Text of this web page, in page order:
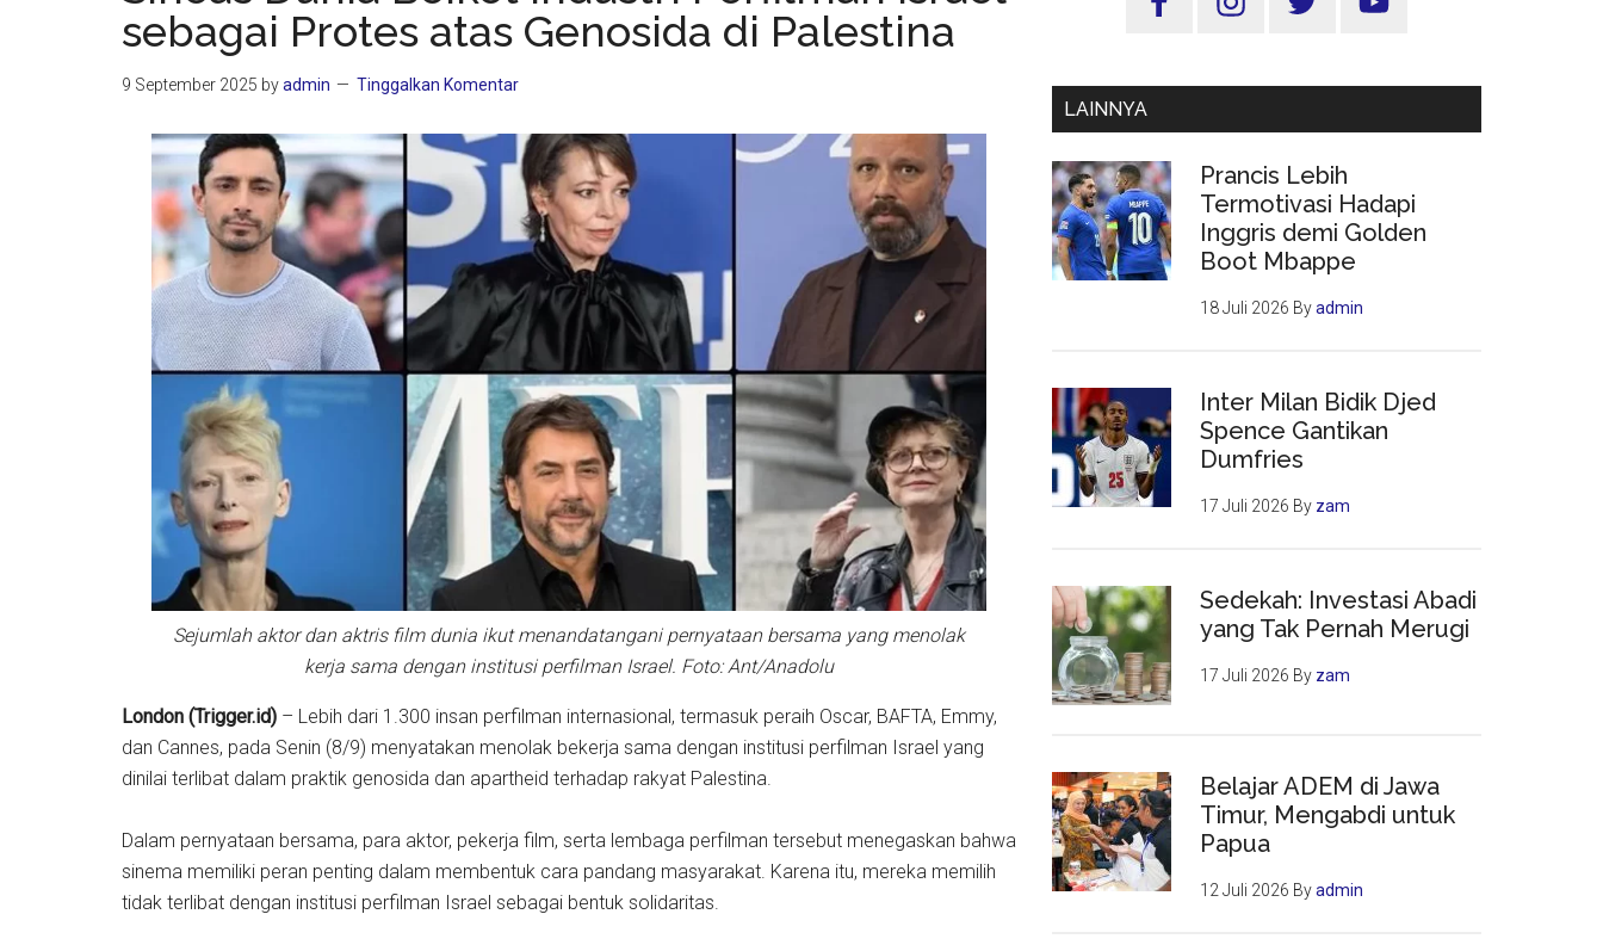
sebagai Protes atas Genosida di Palestina
9 September 2025 byadmin Tinggalkan Komentar
Sejumlah aktor dan aktris film dunia ikut menandatangani pernyataan bersama yang menolak
kerja sama dengan institusi perfilman Israel. Foto: Ant/Anadolu
London (Trigger.id) – Lebih dari 1.300 insan perfilman internasional, termasuk peraih Oscar, BAFTA, Emmy,
dan Cannes, pada Senin (8/9) menyatakan menolak bekerja sama dengan institusi perfilman Israel yang
dinilai terlibat dalam praktik genosida dan apartheid terhadap rakyat Palestina.
Dalam pernyataan bersama, para aktor, pekerja film, serta lembaga perfilman tersebut menegaskan bahwa
sinema memiliki peran penting dalam membentuk cara pandang masyarakat. Karena itu, mereka memilih
tidak terlibat dengan institusi perfilman Israel sebagai bentuk solidaritas.
Utama
LAINNYA
Prancis Lebih
Termotivasi Hadapi
Inggris demi Golden
Boot Mbappe
18 Juli 2026 Byadmin
Inter Milan Bidik Djed
Spence Gantikan
Dumfries
17 Juli 2026 By zam
Sedekah: Investasi Abadi
yang Tak Pernah Merugi
17 Juli 2026 By zam
Belajar ADEM di Jawa
Timur, Mengabdi untuk
Papua
12 Juli 2026 Byadmin